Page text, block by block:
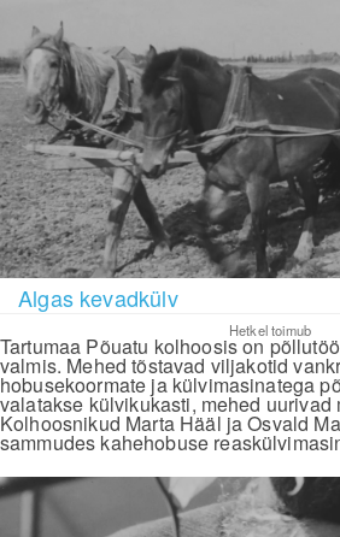
Algas kevadkülv
Hetkel toimub
Tartumaa Põuatu kolhoosis on
valmis. Mehed tõstavad viljakotid
hobusekoormate ja külvimasinatega
valatakse külvikukasti, mehed uurivad
Kolhoosnikud Marta Hääl ja Osvald
sammudes kahehobuse